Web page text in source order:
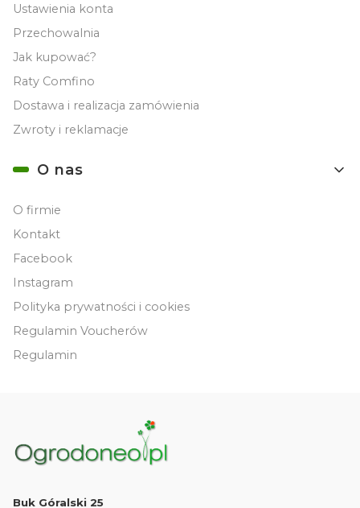
Ustawienia konta
Przechowalnia
Jak kupować?
Raty Comfino
Dostawa i realizacja zamówienia
Zwroty i reklamacje
O nas
O firmie
Kontakt
Facebook
Instagram
Polityka prywatności i cookies
Regulamin Voucherów
Regulamin
Buk Góralski 25